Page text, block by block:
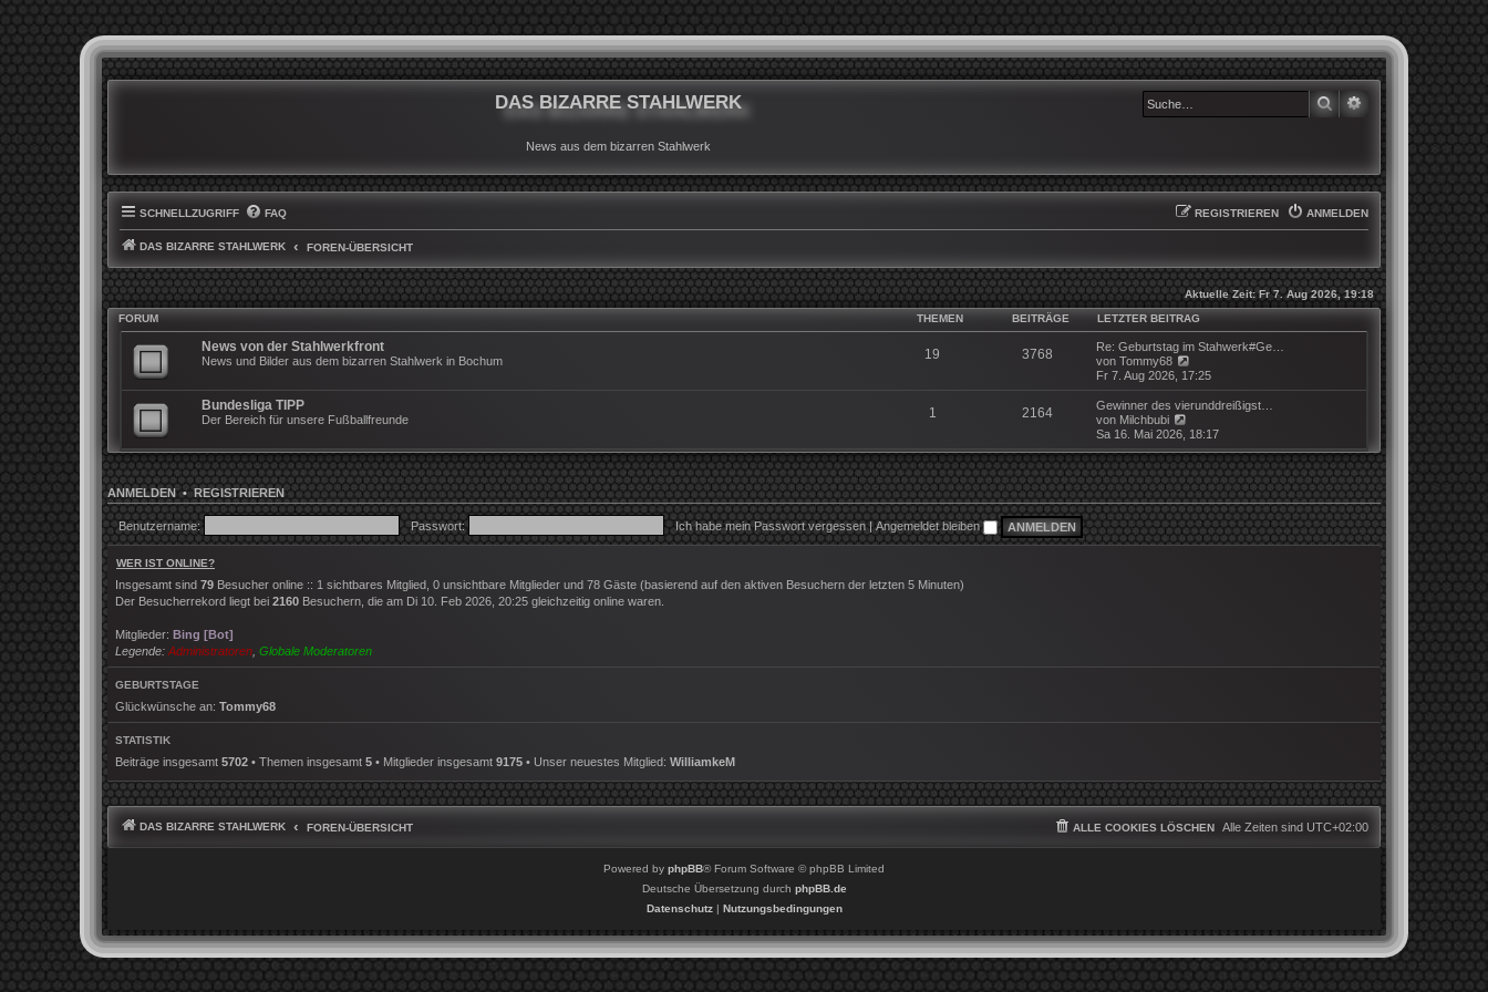
DAS BIZARRE STAHLWERK
News aus dem bizarren Stahlwerk
SUCHE
SCHNELLZUGRIFF FAQ ANMELDEN
REGISTRIEREN
DAS BIZARRE STAHLWERK FOREN-ÜBERSICHT
Aktuelle Zeit: Fr 7. Aug 2026, 19:18
FORUM
THEMEN BEITRÄGE LETZTER BEITRAG
News von der Stahlwerkfront
News und Bilder aus dem bizarren Stahlwerk in Bochum 19 3768
Re: Geburtstag im Stahwerk#Ge…
von Tommy68
e
u
e
t
e
r
B
e
i
t
r
a
Fr 7. Aug 2026, 17:25
Bundesliga TIPP
Der Bereich für unsere Fußballfreunde 1 2164
Gewinner des vierunddreißigst…
von Milchbubi
e
u
e
s
t
e
r
B
e
Sa 16. Mai 2026, 18:17
ANMELDEN•REGISTRIEREN
Benutzername: Passwort: Ich habe mein Passwort vergessen | Angemeldet bleiben
WER IST ONLINE?
Insgesamt sind 79 Besucher online :: 1 sichtbares Mitglied, 0 unsichtbare Mitglieder und 78 Gäste (basierend auf den aktiven Besuchern der letzten 5 Minuten)
Der Besucherrekord liegt bei 2160 Besuchern, die am Di 10. Feb 2026, 20:25 gleichzeitig online waren.
Mitglieder: Bing [Bot]
Legende: Administratoren Globale Moderatoren
GEBURTSTAGE
Glückwünsche an: Tommy68
STATISTIK
Beiträge insgesamt 5702 • Themen insgesamt 5 • Mitglieder insgesamt 9175 • Unser neuestes Mitglied: WilliamkeM
DAS BIZARRE STAHLWERK FOREN-ÜBERSICHT Alle Zeiten sind UTC+02:00
ALLE COOKIES LÖSCHEN
Powered by phpBB® Forum Software © phpBB Limited
Deutsche Übersetzung durch phpBB.de
Datenschutz| Nutzungsbedingungen